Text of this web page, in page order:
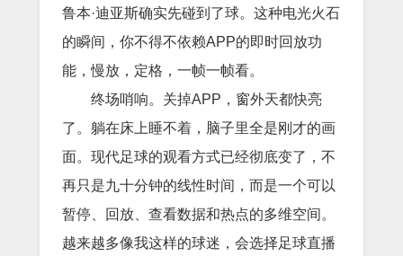
鲁本·迪亚斯确实先碰到了球。这种电光火石
的瞬间，你不得不依赖APP的即时回放功
能，慢放，定格，一帧一帧看。
终场哨响。关掉APP，窗外天都快亮
了。躺在床上睡不着，脑子里全是刚才的画
面。现代足球的观看方式已经彻底变了，不
再只是九十分钟的线性时间，而是一个可以
暂停、回放、查看数据和热点的多维空间。
越来越多像我这样的球迷，会选择足球直播